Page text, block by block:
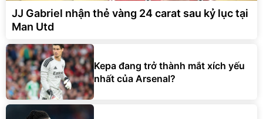
JJ Gabriel nhận thẻ vàng 24 carat sau kỷ lục tại
Man Utd
Kepa đang trở thành mắt xích yếu
nhất của Arsenal?